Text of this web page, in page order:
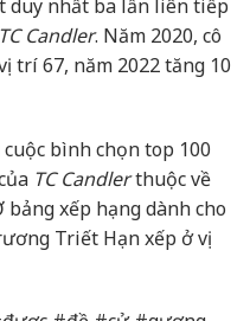
duy nhất ba lần liên tiếp
TC Candler. Năm 2020, cô
trí 67, năm 2022 tăng 10
bình chọn top 100
TC Candlerthuộc về
bảng xếp hạng dành cho
Triết Hạn xếp ở vị